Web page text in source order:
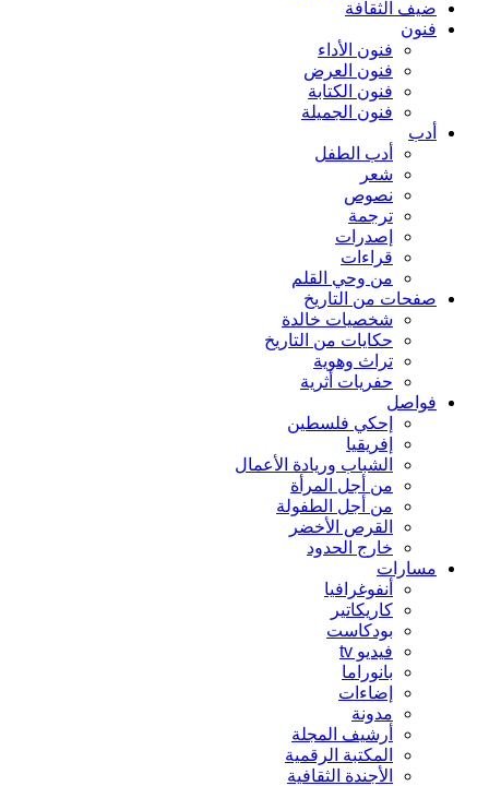
ضيف الثقافة
فنون
فنون الأداء
فنون العرض
فنون الكتابة
فنون الجميلة
أدب
أدب الطفل
شعر
نصوص
ترجمة
إصدرات
قراءات
من وحي القلم
صفحات من التاريخ
شخصيات خالدة
حكايات من التاريخ
تراث وهوية
حفريات أثرية
فواصل
إحكي فلسطين
إفريقيا
الشباب وريادة الأعمال
من أجل المرأة
من أجل الطفولة
القرص الأخضر
خارج الحدود
مسارات
أنفوغرافيا
كاريكاتير
بودكاست
فيديو tv
بانوراما
إضاءات
مدونة
أرشيف المجلة
المكتبة الرقمية
الأجندة الثقافية